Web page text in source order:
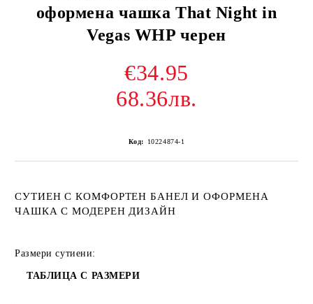
оформена чашка That Night in
Vegas WHP черен
€34.95
68.36лв.
Код: 10224874-1
СУТИЕН С КОМФОРТЕН БАНЕЛ И ОФОРМЕНА
ЧАШКА С МОДЕРЕН ДИЗАЙН
Размери сутиени:
ТАБЛИЦА С РАЗМЕРИ